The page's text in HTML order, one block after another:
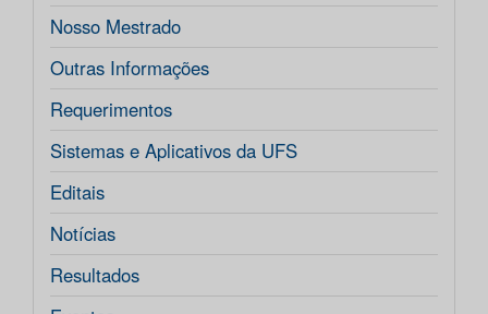
Nosso Mestrado
Outras Informações
Requerimentos
Sistemas e Aplicativos da UFS
Editais
Notícias
Resultados